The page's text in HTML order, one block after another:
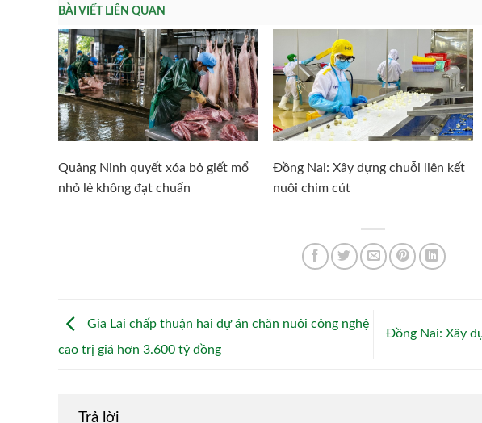
BÀI VIẾT LIÊN QUAN
Quảng Ninh quyết xóa bỏ giết mổ
nhỏ lẻ không đạt chuẩn
Đồng Nai: Xây dựng chuỗi liên kết
nuôi chim cút
Gia Lai chấp thuận hai dự án chăn nuôi công nghệ
cao trị giá hơn 3.600 tỷ đồng
Đồng Nai: Xây
Trả lời